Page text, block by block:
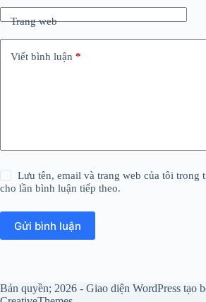
Trang web
Viết bình luận *
Lưu tên, email và trang web của tôi trong
cho lần bình luận tiếp theo.
Gửi bình luận
Bản quyền; 2026 - Giao diện WordPress tạo